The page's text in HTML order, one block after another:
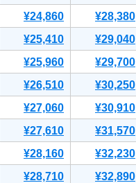
¥24,860 ¥28,380
¥25,410 ¥29,040
¥25,960 ¥29,700
¥26,510 ¥30,250
¥27,060 ¥30,910
¥27,610 ¥31,570
¥28,160 ¥32,230
¥28,710 ¥32,890